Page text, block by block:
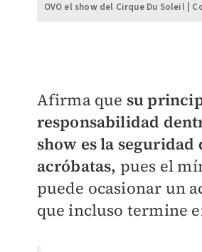
OVO el show del Cirque Du Soleil |
Afirma que su
responsabilidad
show es la seguridad
acróbatas, pues el
puede ocasionar un
que incluso termine